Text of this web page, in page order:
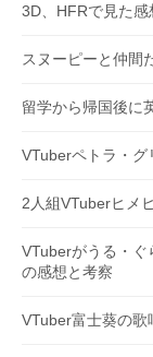
3D、HFRで見た感
スヌーピーと仲間
留学から帰国後に
VTuberペトラ・グ
2人組VTuberヒメ
VTuberがうる・ぐ
の感想と考察
VTuber富士葵の歌